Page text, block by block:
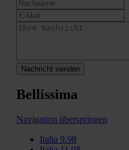
Nachricht senden
Bellissima
Navigation überspringen
Italia 9.98